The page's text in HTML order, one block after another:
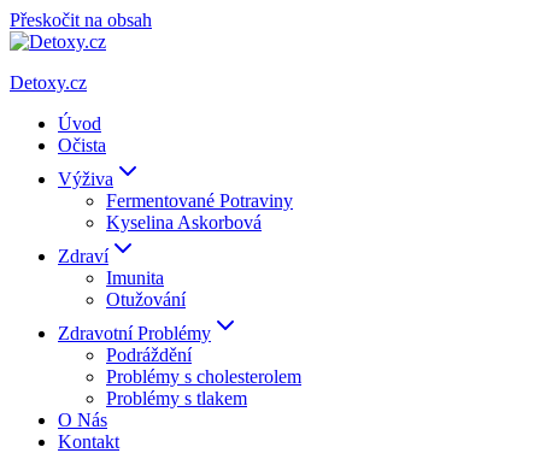
Přeskočit na obsah
Detoxy.cz
Úvod
Očista
Výživa
Fermentované Potraviny
Kyselina Askorbová
Zdraví
Imunita
Otužování
Zdravotní Problémy
Podráždění
Problémy s cholesterolem
Problémy s tlakem
O Nás
Kontakt